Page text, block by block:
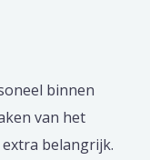
binnen
van het
belangrijk.